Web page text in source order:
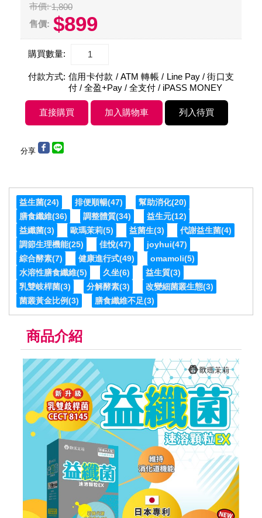
市價: 1,800
售價: $899
購買數量:
付款方式: 信用卡付款 / ATM 轉帳 / Line Pay / 街口支
付 / 全盈+Pay / 全支付 / iPASS MONEY
分享
益生菌(24) 排便順暢(47) 幫助消化(20)
膳食纖維(36) 調整體質(34) 益生元(12)
益纖菌(3) 歐瑪茉莉(5) 益菌生(3) 代謝益生菌(4)
調節生理機能(25) 佳悅(47) joyhui(47)
綜合酵素(7) 健康進行式(49) omamoli(5)
水溶性膳食纖維(5) 久坐(6) 益生質(3)
乳雙岐桿菌(3) 分解酵素(3) 改變細菌叢生態(3)
菌叢黃金比例(3) 膳食纖維不足(3)
商品介紹